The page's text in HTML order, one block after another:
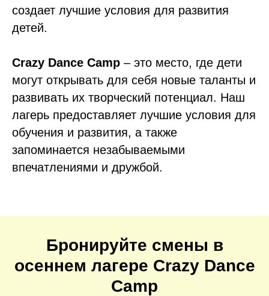
создает лучшие условия для развития
детей.
Crazy Dance Camp – это место, где дети
могут открывать для себя новые таланты и
развивать их творческий потенциал. Наш
лагерь предоставляет лучшие условия для
обучения и развития, а также
запоминается незабываемыми
впечатлениями и дружбой.
Бронируйте смены в
осеннем лагере Crazy Dance
Camp